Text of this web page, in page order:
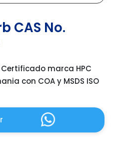
CAS No.
marca HPC
con COA y MSDS ISO